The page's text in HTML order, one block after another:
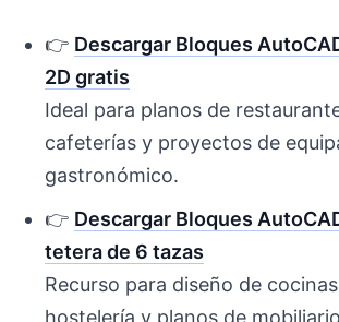
👉 Descargar Bloques
2D gratis
Ideal para planos de
cafeterías y proyectos de
gastronómico.
👉 Descargar Bloques
tetera de 6 tazas
Recurso para diseño de
hostelería y planos de